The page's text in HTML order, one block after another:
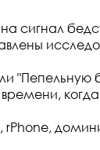
сигнал
"Пепельную
времени,